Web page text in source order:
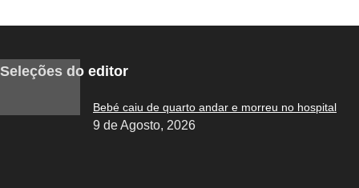
Seleções do editor
Bebé caiu de quarto andar e morreu no hospital
9 de Agosto, 2026